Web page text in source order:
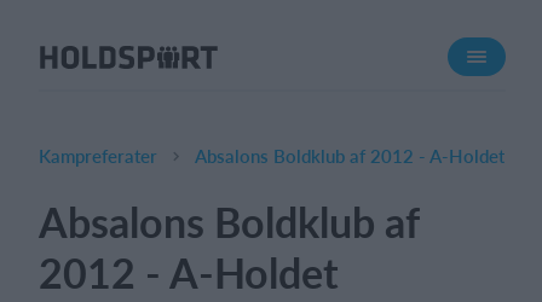
Om Holdsport
Presseomtale
Funktioner
Kampreferater Absalons Boldklub af 2012 - A-Holdet
Absalons Boldklub af
2012 - A-Holdet